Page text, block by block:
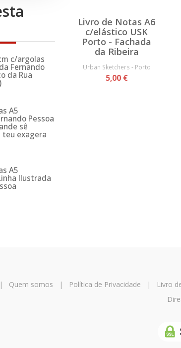
c/argolas
Fernando
da Rua
A5
Pessoa
sê
exagera
A5
Ilustrada
Livro de Notas A6
c/elástico USK
Porto - Fachada
da Ribeira
Urban Sketchers - Porto
5,00 €
Quem somos | Política de Privacidade | Livro